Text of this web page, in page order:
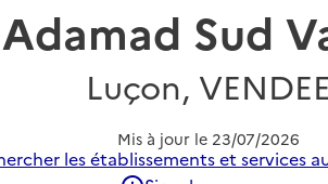
Adamad Sud
Luçon, VENDEE
Mis à jour le 23/07/2026
les établissements et services